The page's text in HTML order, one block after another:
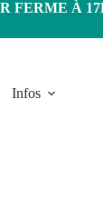
FERME À
Infos